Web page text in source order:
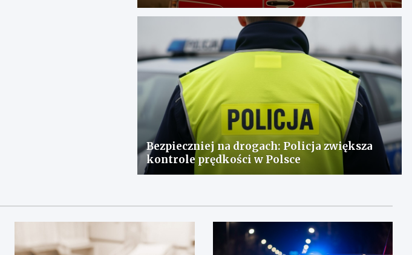
Bezpieczniej na drogach: Policja zwiększa
kontrole prędkości w Polsce